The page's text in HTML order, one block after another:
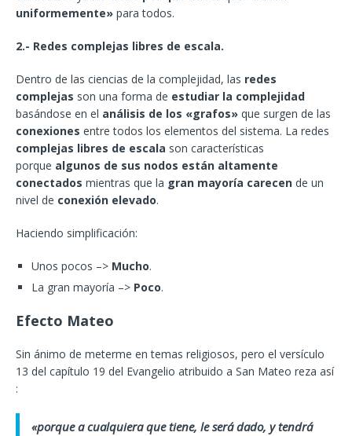
uniformemente» para todos.
2.- Redes complejas libres de escala.
Dentro de las ciencias de la complejidad, las redes
complejas son una forma de estudiar la complejidad
basándose en el análisis de los «grafos» que surgen de las
conexiones entre todos los elementos del sistema. La redes
complejas libres de escala son características
porque algunos de sus nodos están altamente
conectados mientras que la gran mayoría carecen de un
nivel de conexión elevado.
Haciendo simplificación:
Unos pocos –> Mucho.
La gran mayoría –> Poco.
Efecto Mateo
Sin ánimo de meterme en temas religiosos, pero el versículo
13 del capítulo 19 del Evangelio atribuido a San Mateo reza así
:
«porque a cualquiera que tiene, le será dado, y tendrá